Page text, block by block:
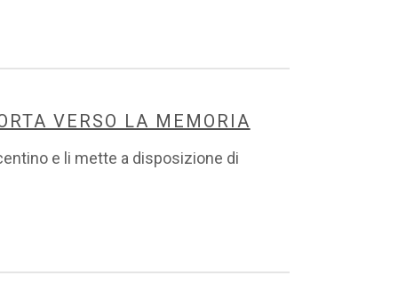
VERSO LA MEMORIA
e li mette a disposizione di